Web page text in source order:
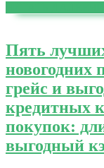
Пять
новогодних
грейс и
кредитных
покупок:
выгодный